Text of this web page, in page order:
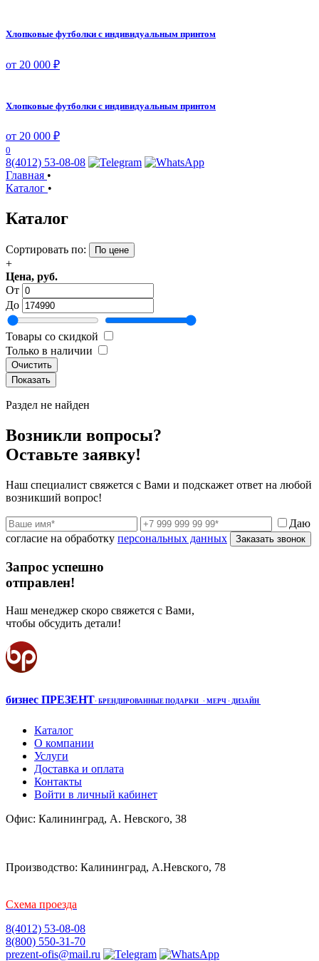
Хлопковые футболки с индивидуальным принтом
от 20 000 ₽
Хлопковые футболки с индивидуальным принтом
от 20 000 ₽
0
8(4012) 53-08-08
Главная •
Каталог •
Каталог
Сортировать по: По цене
+
Цена, руб.
От
До
Товары со скидкой
Только в наличии
Очистить
Раздел не найден
Возникли вопросы?
Оставьте заявку!
Наш специалист свяжется с Вами и подскажет ответ на любой
возникший вопрос!
Даю
согласие на обработку персональных данных Заказать звонок
Запрос успешно
отправлен!
Наш менеджер скоро свяжется с Вами,
чтобы обсудить детали!
бизнес ПРЕЗЕНТ· БРЕНДИРОВАННЫЕ ПОДАРКИ · МЕРЧ · ДИЗАЙН
Каталог
О компании
Услуги
Доставка и оплата
Контакты
Войти в личный кабинет
Офис: Калининград, А. Невского, 38
Производство: Калининград, А.Невского, 78
Схема проезда
8(4012) 53-08-08
8(800) 550-31-70
prezent-ofis@mail.ru